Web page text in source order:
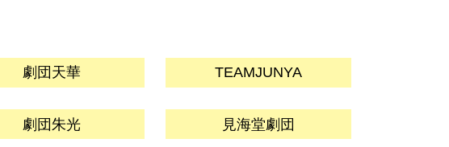
劇団天華 TEAMJUNYA
劇団朱光 見海堂劇団